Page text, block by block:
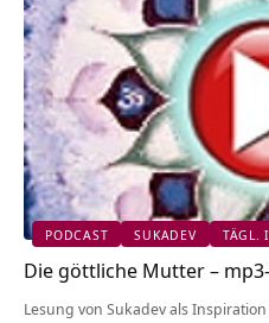
PODCAST SUKADEV TÄGL.
Die göttliche Mutter –
Lesung von Sukadev als